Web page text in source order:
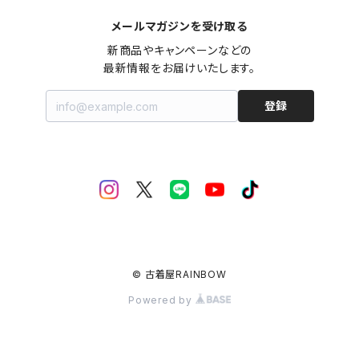
メールマガジンを受け取る
新商品やキャンペーンなどの
最新情報をお届けいたします。
登録
© 古着屋RAINBOW
Powered by